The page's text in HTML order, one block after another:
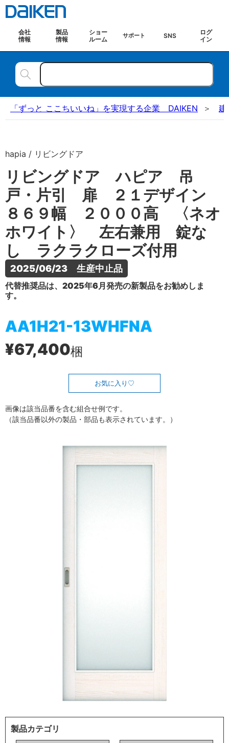
会社
情報
製品
情報
ショー
ルーム
サポート SNS
ログ
イン
「ずっと ここちいいね」を実現する企業 DAIKEN 建
hapia / リビングドア
リビングドア ハピア 吊
戸・片引 扉 ２１デザイン
８６９幅 ２０００高 〈ネオ
ホワイト〉 左右兼用 錠な
し ラクラクローズ付用
2025/06/23　生産中止品
代替推奨品は、2025年6月発売の新製品をお勧めしま
す。
AA1H21-13WHFNA
¥67,400梱
お気に入り
画像は該当品番を含む組合せ例です。
（該当品番以外の製品・部品も表示されています。）
製品カテゴリ